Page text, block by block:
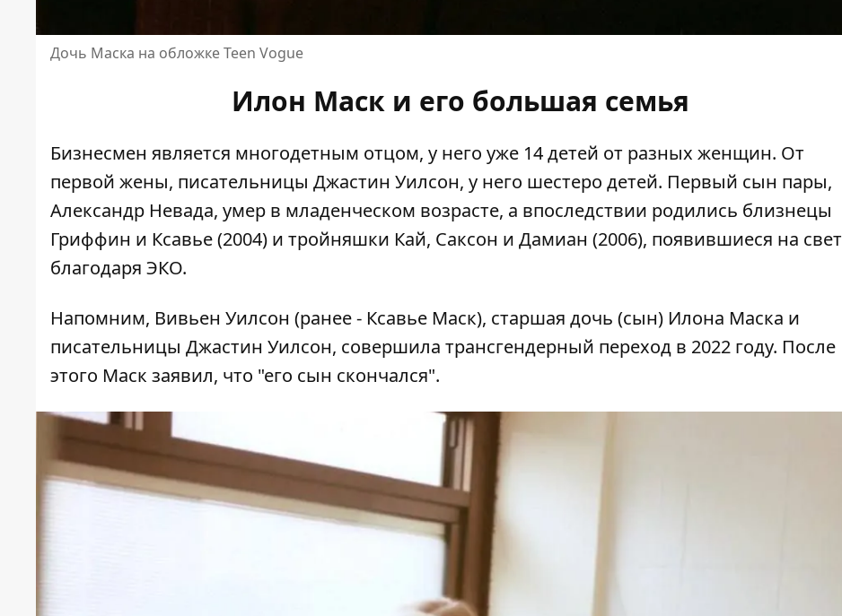
Дочь Маска на обложке Teen Vogue
Илон Маск и его большая семья
Бизнесмен является многодетным отцом, у него уже 14 детей от разных женщин. От
первой жены, писательницы Джастин Уилсон, у него шестеро детей. Первый сын пары,
Александр Невада, умер в младенческом возрасте, а впоследствии родились близнецы
Гриффин и Ксавье (2004) и тройняшки Кай, Саксон и Дамиан (2006), появившиеся на свет
благодаря ЭКО.
Напомним, Вивьен Уилсон (ранее - Ксавье Маск), старшая дочь (сын) Илона Маска и
писательницы Джастин Уилсон, совершила трансгендерный переход в 2022 году. После
этого Маск заявил, что "его сын скончался".